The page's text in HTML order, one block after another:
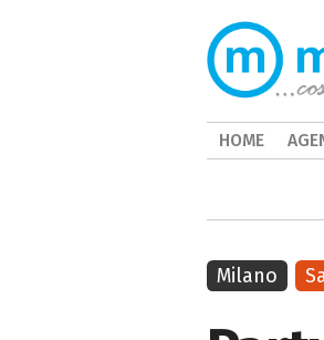
Milano
HOME